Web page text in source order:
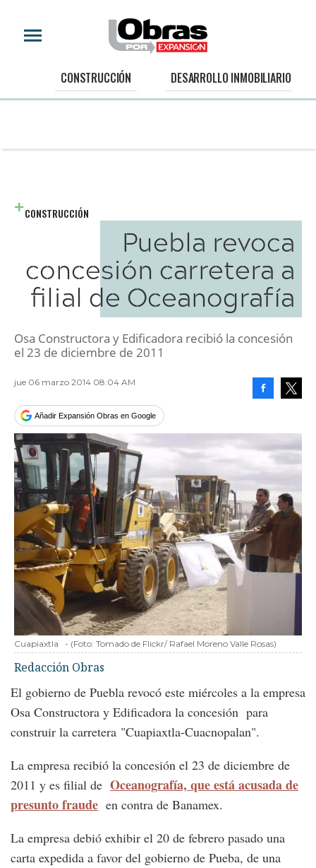
CONSTRUCCIÓN DESARROLLO INMOBILIARIO
CONSTRUCCIÓN
Puebla revoca
concesión carretera a
filial de Oceanografía
Osa Constructora y Edificadora recibió la concesión
el 23 de diciembre de 2011
jue 06 marzo 2014 08:04 AM
Añadir Expansión Obras en Google
Cuapiaxtla - (Foto: Tomado de Flickr/ Rafael Moreno Valle Rosas)
Redacción Obras
El gobierno de Puebla revocó este miércoles a la empresa
Osa Constructora y Edificadora la concesión para
construir la carretera "Cuapiaxtla-Cuacnopalan".
La empresa recibió la concesión el 23 de diciembre de
2011 y es filial de Oceanografía, que está acusada de
presunto fraude en contra de Banamex.
La empresa debió exhibir el 20 de febrero pasado una
carta expedida a favor del gobierno de Pueba, de una